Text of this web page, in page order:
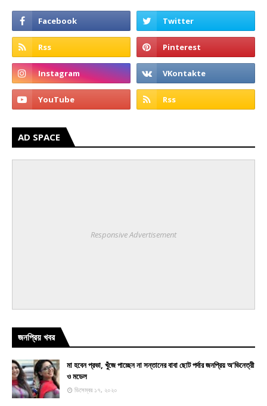
AD SPACE
Responsive Advertisement
জনপ্রিয় খবর
মা হবেন প্রভা, খুঁজে পাচ্ছেন না সন্তানের বাবা ছোট পর্দার জনপ্রিয় অ’ভিনেত্রী
ও মডেল
ডিসেম্বর ১৭, ২০২০